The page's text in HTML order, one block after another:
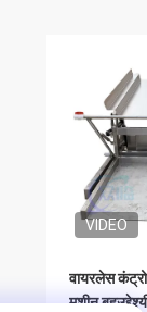
VIDEO
वायरलेस
मशीन